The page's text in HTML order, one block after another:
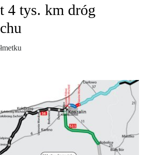
4 tys. km dróg